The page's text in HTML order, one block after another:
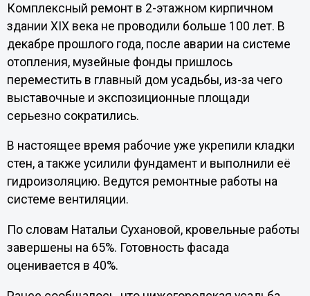
Комплексный ремонт в 2-этажном кирпичном
здании XIX века не проводили больше 100 лет. В
декабре прошлого года, после аварии на системе
отопления, музейные фонды пришлось
переместить в главный дом усадьбы, из-за чего
выставочные и экспозиционные площади
серьезно сократились.
В настоящее время рабочие уже укрепили кладки
стен, а также усилили фундамент и выполнили её
гидроизоляцию. Ведутся ремонтные работы на
системе вентиляции.
По словам Натальи Сухановой, кровельные работы
завершены на 65%. Готовность фасада
оценивается в 40%.